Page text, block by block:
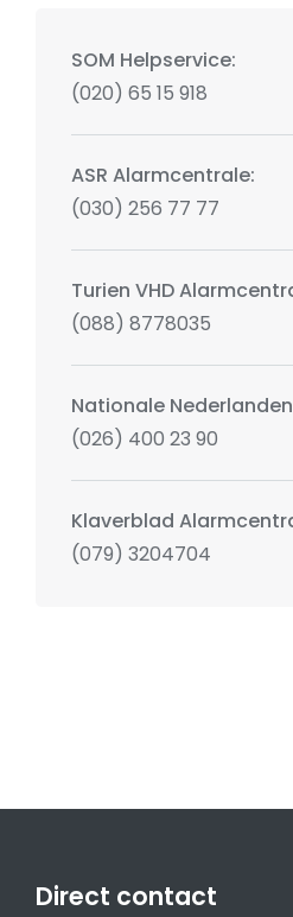
SOM Helpservice:
(020) 65 15 918
ASR Alarmcentrale:
(030) 256 77 77
Turien VHD
(088) 8778035
Nationale
(026) 400 23 90
Klaverblad
(079) 3204704
Direct contact